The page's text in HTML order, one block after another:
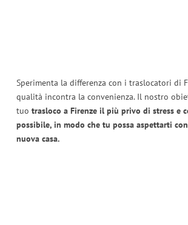
Sperimenta la differenza con i traslocatori di
qualità incontra la convenienza. Il nostro
tuo trasloco a Firenze il più privo di stress e
possibile, in modo che tu possa aspettarti
nuova casa.